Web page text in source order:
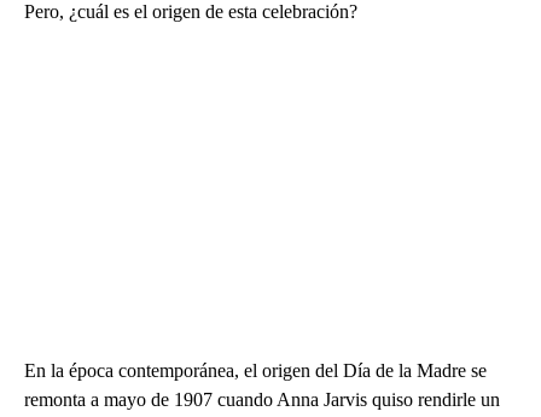
Pero, ¿cuál es el origen de esta celebración?
En la época contemporánea, el origen del Día de la Madre se
remonta a mayo de 1907 cuando Anna Jarvis quiso rendirle un